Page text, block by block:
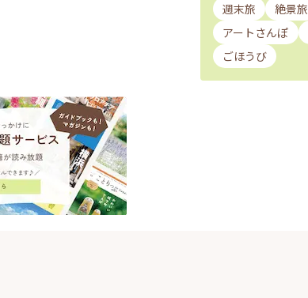
週末旅 絶景旅
アートさんぽ
ごほうび